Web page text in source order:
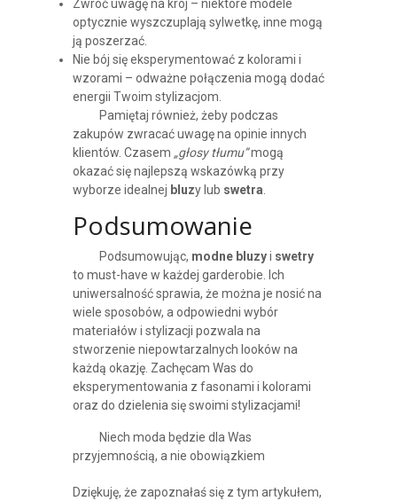
Zwróć uwagę na krój – niektóre modele
optycznie wyszczuplają sylwetkę, inne mogą
ją poszerzać.
Nie bój się eksperymentować z kolorami i
wzorami – odważne połączenia mogą dodać
energii Twoim stylizacjom.
Pamiętaj również, żeby podczas
zakupów zwracać uwagę na opinie innych
klientów. Czasem „głosy tłumu”mogą
okazać się najlepszą wskazówką przy
wyborze idealnej bluzy lub swetra.
Podsumowanie
Podsumowując, modne bluzyi swetry
to must-have w każdej garderobie. Ich
uniwersalność sprawia, że można je nosić na
wiele sposobów, a odpowiedni wybór
materiałów i stylizacji pozwala na
stworzenie niepowtarzalnych looków na
każdą okazję. Zachęcam Was do
eksperymentowania z fasonami i kolorami
oraz do dzielenia się swoimi stylizacjami!
Niech moda będzie dla Was
przyjemnością, a nie obowiązkiem
Dziękuję, że zapoznałaś się z tym artykułem,